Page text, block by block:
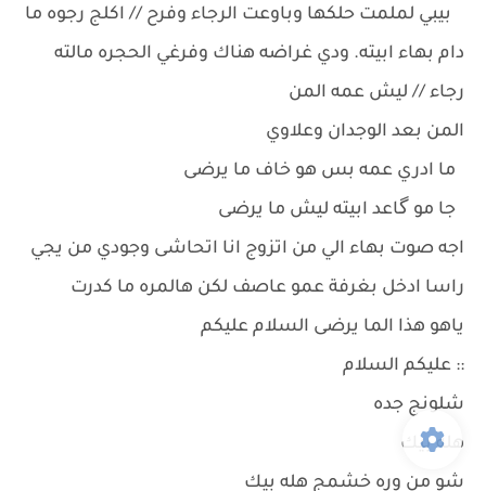
بيبي لملمت حلكها وباوعت الرجاء وفرح // اكلج رجوه ما
دام بهاء ابيته. ودي غراضه هناك وفرغي الحجره مالته
رجاء // ليش عمه المن
المن بعد الوجدان وعلاوي
ما ادري عمه بس هو خاف ما يرضى
جا مو گاعد ابيته ليش ما يرضى
اجه صوت بهاء الي من اتزوج انا اتحاشى وجودي من يجي
راسا ادخل بغرفة عمو عاصف لكن هالمره ما كدرت
ياهو هذا الما يرضى السلام عليكم
:: عليكم السلام
شلونج جده
هله بيك
شو من وره خشمج هله بيك